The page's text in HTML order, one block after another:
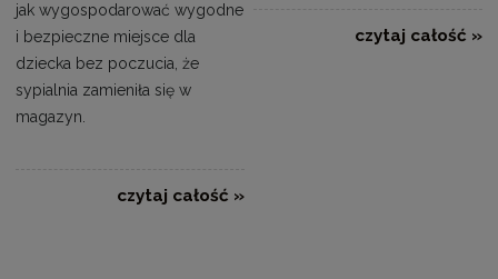
jak wygospodarować wygodne
i bezpieczne miejsce dla
dziecka bez poczucia, że
sypialnia zamieniła się w
magazyn.
czytaj całość »
czytaj całość »